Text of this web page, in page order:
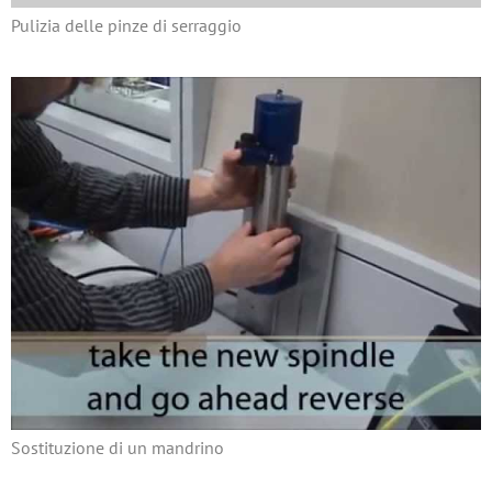
Pulizia delle pinze di serraggio
Sostituzione di un mandrino